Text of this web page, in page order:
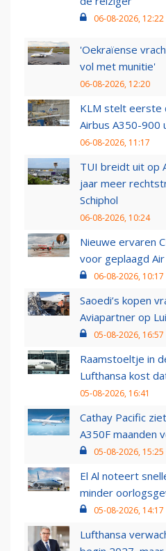
06-08-2026, 12:22
'Oekraïense
vol met munitie'
06-08-2026, 12:20
KLM stelt eerste
Airbus A350-900
06-08-2026, 11:17
TUI breidt uit op
jaar meer
Schiphol
06-08-2026, 10:24
Nieuwe ervaren
voor geplaagd
06-08-2026, 10:17
Saoedi’s kopen
Aviapartner op
05-08-2026, 16:57
Raamstoeltje in
Lufthansa kost
05-08-2026, 16:41
Cathay Pacific
A350F maanden
05-08-2026, 15:25
El Al noteert
minder
05-08-2026, 14:17
Lufthansa